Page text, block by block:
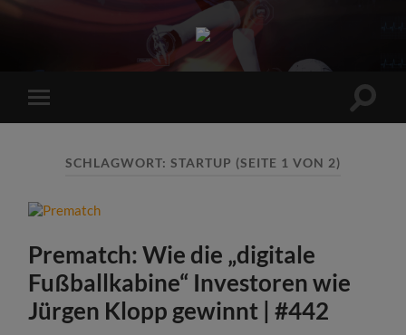
Sports
Maniac
Mobile-
Menü
SCHLAGWORT: STARTUP (SEITE 1 VON 2)
Prematch: Wie die „digitale
Fußballkabine“ Investoren wie
Jürgen Klopp gewinnt | #442